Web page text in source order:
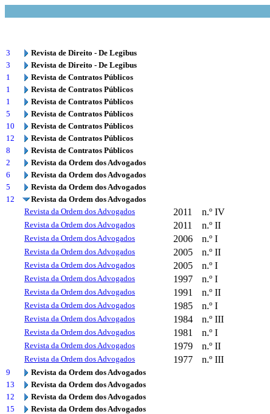
3
Revista de Direito - De Legibus
3
Revista de Direito - De Legibus
1
Revista de Contratos Públicos
1
Revista de Contratos Públicos
1
Revista de Contratos Públicos
5
Revista de Contratos Públicos
10
Revista de Contratos Públicos
12
Revista de Contratos Públicos
8
Revista de Contratos Públicos
2
Revista da Ordem dos Advogados
6
Revista da Ordem dos Advogados
5
Revista da Ordem dos Advogados
12
Revista da Ordem dos Advogados
Revista da Ordem dos Advogados
2011 n.º IV
Revista da Ordem dos Advogados 2011 n.º II
Revista da Ordem dos Advogados 2006 n.º I
Revista da Ordem dos Advogados 2005 n.º II
Revista da Ordem dos Advogados 2005 n.º I
Revista da Ordem dos Advogados 1997 n.º I
Revista da Ordem dos Advogados 1991 n.º II
Revista da Ordem dos Advogados 1985 n.º I
Revista da Ordem dos Advogados 1984 n.º III
Revista da Ordem dos Advogados 1981 n.º I
Revista da Ordem dos Advogados 1979 n.º II
Revista da Ordem dos Advogados 1977 n.º III
9
Revista da Ordem dos Advogados
13
Revista da Ordem dos Advogados
12
Revista da Ordem dos Advogados
15
Revista da Ordem dos Advogados